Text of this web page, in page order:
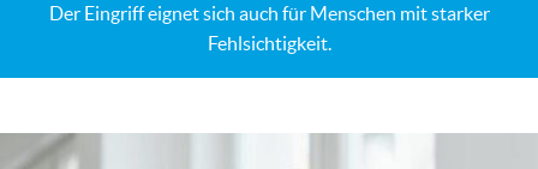
Der Eingriff eignet sich auch für Menschen mit starker
Fehlsichtigkeit.